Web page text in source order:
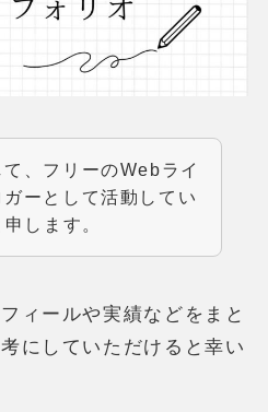
、フリーのWebライ
ーとして活動してい
申します。
ィールや実績などをまと
にしていただけると幸い